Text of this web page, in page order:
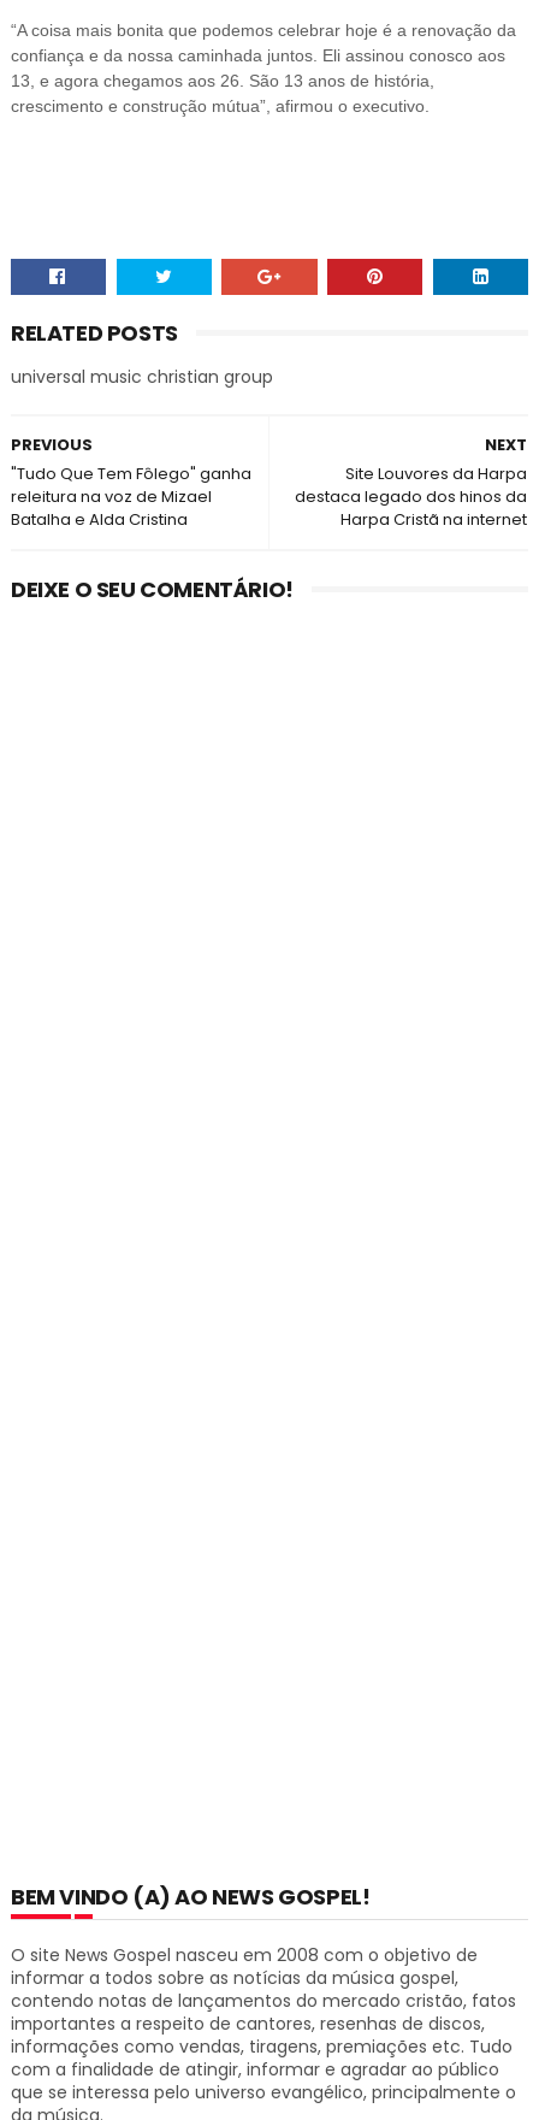
“A coisa mais bonita que podemos celebrar hoje é a renovação da
confiança e da nossa caminhada juntos. Eli assinou conosco aos
13, e agora chegamos aos 26. São 13 anos de história,
crescimento e construção mútua”, afirmou o executivo.
RELATED POSTS
universal music christian group
NEXT
Site Louvores da Harpa
destaca legado dos hinos da
Harpa Cristã na internet
PREVIOUS
"Tudo Que Tem Fôlego" ganha
releitura na voz de Mizael
Batalha e Alda Cristina
DEIXE O SEU COMENTÁRIO!
BEM VINDO (A) AO NEWS GOSPEL!
O site News Gospel nasceu em 2008 com o objetivo de
informar a todos sobre as notícias da música gospel,
contendo notas de lançamentos do mercado cristão, fatos
importantes a respeito de cantores, resenhas de discos,
informações como vendas, tiragens, premiações etc. Tudo
com a finalidade de atingir, informar e agradar ao público
que se interessa pelo universo evangélico, principalmente o